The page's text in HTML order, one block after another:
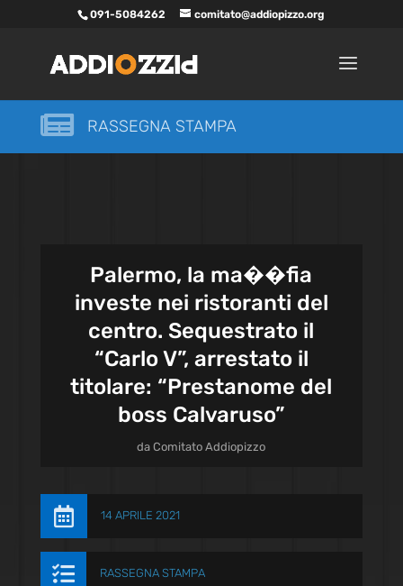
091-5084262 comitato@addiopizzo.org
 RASSEGNA STAMPA
Palermo, la ma��fia
investe nei ristoranti del
centro. Sequestrato il
“Carlo V”, arrestato il
titolare: “Prestanome del
boss Calvaruso”
daComitato Addiopizzo
 14 APRILE 2021
 RASSEGNA STAMPA